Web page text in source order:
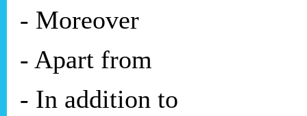
- Moreover
- Apart from
- In addition to